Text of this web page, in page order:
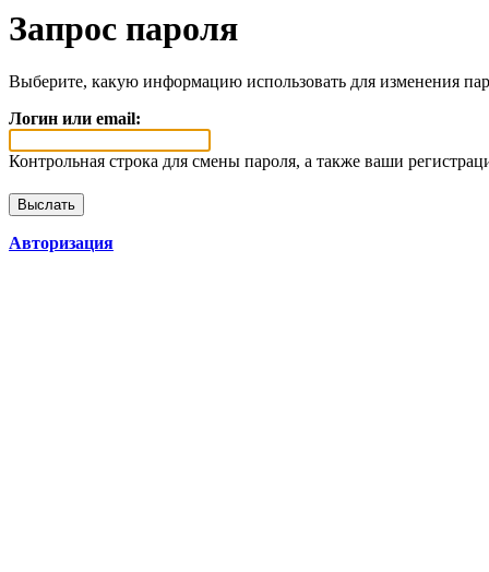
Запрос пароля
Выберите, какую информацию использовать для изменения
Логин или email:
Контрольная строка для смены пароля, а также ваши
Авторизация